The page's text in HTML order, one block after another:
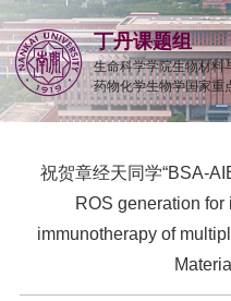
丁丹课题组
生命科学学院生物材料
药物化学生物学国家重
祝贺章经天同学“BSA-
ROS generation
immunotherapy of